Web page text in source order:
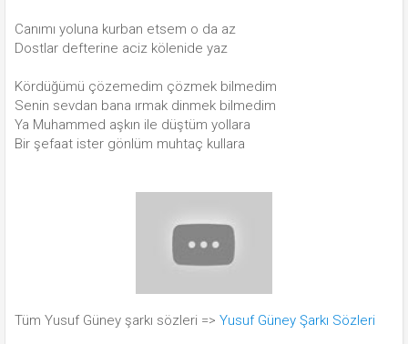
Canımı yoluna kurban etsem o da az
Dostlar defterine aciz kölenide yaz
Kördüğümü çözemedim çözmek bilmedim
Senin sevdan bana ırmak dinmek bilmedim
Ya Muhammed aşkın ile düştüm yollara
Bir şefaat ister gönlüm muhtaç kullara
Tüm Yusuf Güney şarkı sözleri => Yusuf Güney Şarkı Sözleri